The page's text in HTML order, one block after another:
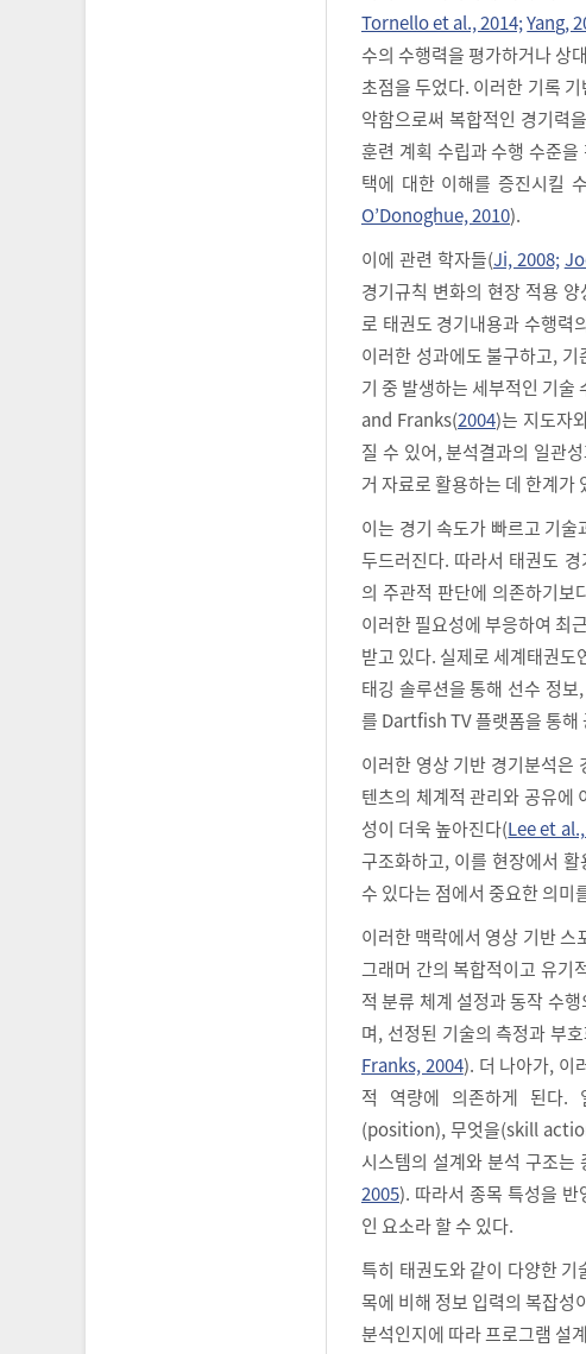
Tornello et al., 2014;Yang,
수의 수행력을 평가하거나 상
초점을 두었다. 이러한 기록
악함으로써 복합적인 경기력
훈련 계획 수립과 수행 수준
택에 대한 이해를 증진시킬
O’Donoghue, 2010).
이에 관련 학자들(Ji, 2008;
경기규칙 변화의 현장 적용
로 태권도 경기내용과 수행력
이러한 성과에도 불구하고,
기 중 발생하는 세부적인 기
and Franks(2004)는 지도자
질 수 있어, 분석결과의 일관
거 자료로 활용하는 데 한계가
이는 경기 속도가 빠르고 기
두드러진다. 따라서 태권도
의 주관적 판단에 의존하기보
이러한 필요성에 부응하여 최
받고 있다. 실제로 세계태권
태깅 솔루션을 통해 선수 정
를 Dartfish TV 플랫폼을 통해
이러한 영상 기반 경기분석은
텐츠의 체계적 관리와 공유에
성이 더욱 높아진다(Lee et
구조화하고, 이를 현장에서
수 있다는 점에서 중요한 의미
이러한 맥락에서 영상 기반
그래머 간의 복합적이고 유기
적 분류 체계 설정과 동작 수
며, 선정된 기술의 측정과 부
Franks, 2004). 더 나아가, 이
적 역량에 의존하게 된다.
(position), 무엇을(skill
시스템의 설계와 분석 구조는
2005). 따라서 종목 특성을 반
인 요소라 할 수 있다.
특히 태권도와 같이 다양한
목에 비해 정보 입력의 복잡성
분석인지에 따라 프로그램 설